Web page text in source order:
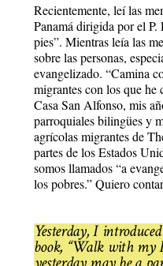
Recientemente, leí las
Panamá dirigida por el
pies”. Mientras leía las
sobre las personas,
evangelizado. “Camina
migrantes con los que he
Casa San Alfonso, mis
parroquiales bilingües y
agrícolas migrantes de
partes de los Estados
somos llamados “a
los pobres.” Quiero
Yesterday, I
book, “Walk with my